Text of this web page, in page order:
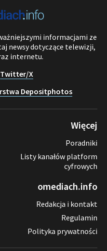
informacjami ze
newsy dotyczące telewizji,
internetu.
Twitter/X
Depositphotos
Więcej
Poradniki
Listy kanałów platform
cyfrowych
omediach.info
Redakcja i kontakt
Regulamin
Polityka prywatności